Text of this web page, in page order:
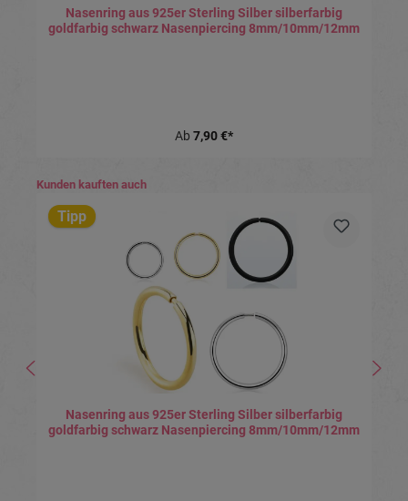
Nasenring aus 925er Sterling Silber silberfarbig
goldfarbig schwarz Nasenpiercing 8mm/10mm/12mm
Ab 7,90 €*
Produktgalerie überspringen
Kunden kauften auch
Tipp
Nasenring aus 925er Sterling Silber silberfarbig
goldfarbig schwarz Nasenpiercing 8mm/10mm/12mm